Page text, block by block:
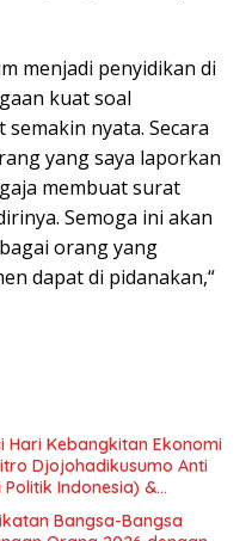
menjadi penyidikan di
kuat soal
nyata. Secara
yang saya laporkan
membuat surat
Semoga ini akan
orang yang
dapat di pidanakan,“
Hari Kebangkitan Ekonomi
Djojohadikusumo Anti
Indonesia) &
Undang Perekonomian
dalam Menata Bangsa
Bangsa-Bangsa